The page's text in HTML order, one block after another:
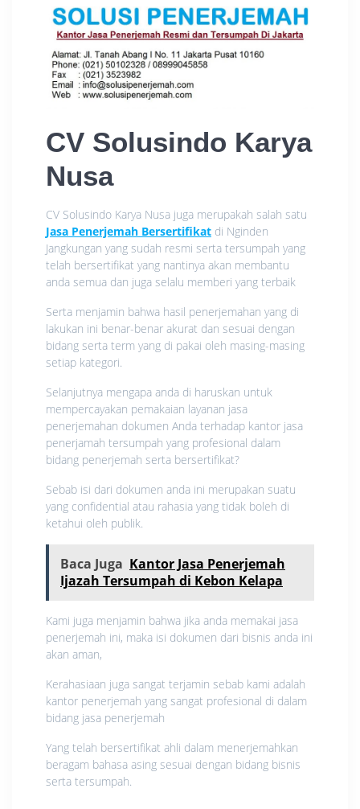
CV Solusindo Karya
Nusa
CV Solusindo Karya Nusa juga merupakah salah satu
Jasa Penerjemah Bersertifikat di Nginden
Jangkungan yang sudah resmi serta tersumpah yang
telah bersertifikat yang nantinya akan membantu
anda semua dan juga selalu memberi yang terbaik
Serta menjamin bahwa hasil penerjemahan yang di
lakukan ini benar-benar akurat dan sesuai dengan
bidang serta term yang di pakai oleh masing-masing
setiap kategori.
Selanjutnya mengapa anda di haruskan untuk
mempercayakan pemakaian layanan jasa
penerjemahan dokumen Anda terhadap kantor jasa
penerjamah tersumpah yang profesional dalam
bidang penerjemah serta bersertifikat?
Sebab isi dari dokumen anda ini merupakan suatu
yang confidential atau rahasia yang tidak boleh di
ketahui oleh publik.
Baca Juga Kantor Jasa Penerjemah
Ijazah Tersumpah di Kebon Kelapa
Kami juga menjamin bahwa jika anda memakai jasa
penerjemah ini, maka isi dokumen dari bisnis anda ini
akan aman,
Kerahasiaan juga sangat terjamin sebab kami adalah
kantor penerjemah yang sangat profesional di dalam
bidang jasa penerjemah
Yang telah bersertifikat ahli dalam menerjemahkan
beragam bahasa asing sesuai dengan bidang bisnis
serta tersumpah.